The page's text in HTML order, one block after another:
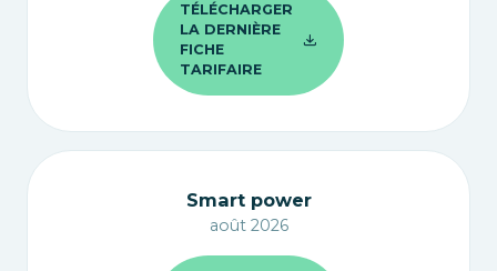
TÉLÉCHARGER
LA DERNIÈRE
FICHE
TARIFAIRE
Smart power
août 2026